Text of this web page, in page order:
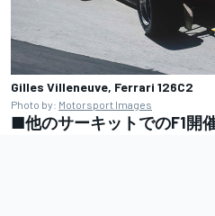
Gilles Villeneuve, Ferrari 126C2
Photo by: Motorsport Images
■他のサーキットでのF1開